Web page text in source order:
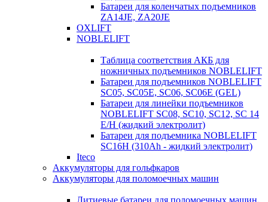
Батареи для коленчатых подъемников
ZA14JE, ZA20JE
OXLIFT
NOBLELIFT
Таблица соответствия АКБ для
ножничных подъемников NOBLELIFT
Батареи для подъемников NOBLELIFT
SC05, SC05E, SC06, SC06E (GEL)
Батареи для линейки подъемников
NOBLELIFT SC08, SC10, SC12, SC 14
E/H (жидкий электролит)
Батареи для подъемника NOBLELIFT
SC16H (310Ah - жидкий электролит)
Iteco
Аккумуляторы для гольфкаров
Аккумуляторы для поломоечных машин
Литиевые батареи для поломоечных машин.